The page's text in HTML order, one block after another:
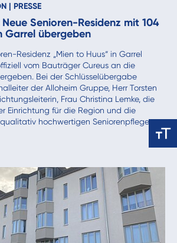
| PRESSE
Senioren-Residenz mit 104
Garrel übergeben
Residenz „Mien to Huus“ in Garrel
vom Bauträger Cureus an die
Bei der Schlüsselübergabe
der Alloheim Gruppe, Herr Torsten
Frau Christina Lemke, die
Einrichtung für die Region und die
hochwertigen Seniorenpflege vor